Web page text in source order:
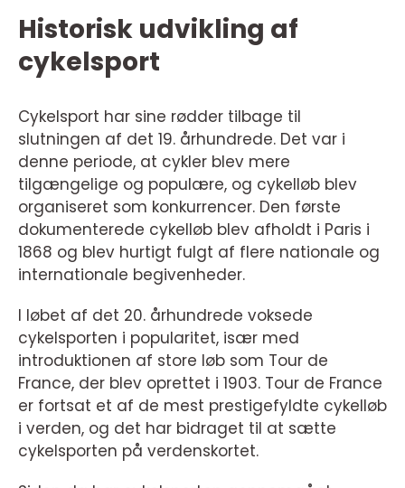
Historisk udvikling af
cykelsport
Cykelsport har sine rødder tilbage til
slutningen af det 19. århundrede. Det var i
denne periode, at cykler blev mere
tilgængelige og populære, og cykelløb blev
organiseret som konkurrencer. Den første
dokumenterede cykelløb blev afholdt i Paris i
1868 og blev hurtigt fulgt af flere nationale og
internationale begivenheder.
I løbet af det 20. århundrede voksede
cykelsporten i popularitet, især med
introduktionen af store løb som Tour de
France, der blev oprettet i 1903. Tour de France
er fortsat et af de mest prestigefyldte cykelløb
i verden, og det har bidraget til at sætte
cykelsporten på verdenskortet.